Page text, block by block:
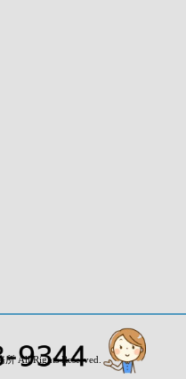
All Rights Reserved.